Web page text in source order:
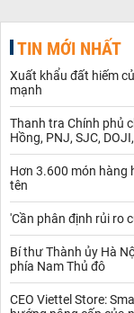
TIN MỚI NHẤT
Xuất khẩu đất hiếm
mạnh
Thanh tra Chính phủ
Hồng, PNJ, SJC,
Hơn 3.600 món hàng
tên
'Cần phân định rủi ro
Bí thư Thành ủy Hà
phía Nam Thủ đô
CEO Viettel Store: